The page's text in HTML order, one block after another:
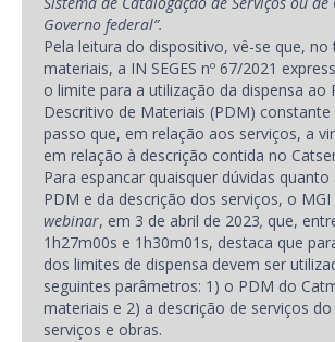
Governo federal”.
Pela leitura do dispositivo, vê-se que, no
materiais, a IN SEGES nº 67/2021
o limite para a utilização da dispensa ao
Descritivo de Materiais (PDM)
passo que, em relação aos serviços, a
em relação à descrição contida no
Para espancar quaisquer dúvidas
PDM e da descrição dos serviços, o
webinar, em 3 de abril de 2023, que,
1h27m00s e 1h30m01s, destaca que
dos limites de dispensa devem ser
seguintes parâmetros: 1) o PDM do
materiais e 2) a descrição de serviços
serviços e obras.